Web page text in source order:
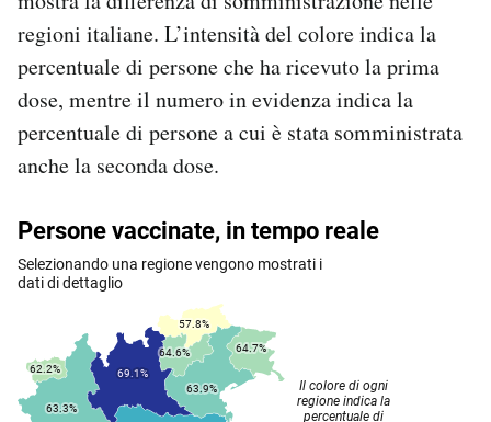
regioni italiane. L’intensità del colore indica la
percentuale di persone che ha ricevuto la prima
dose, mentre il numero in evidenza indica la
percentuale di persone a cui è stata somministrata
anche la seconda dose.